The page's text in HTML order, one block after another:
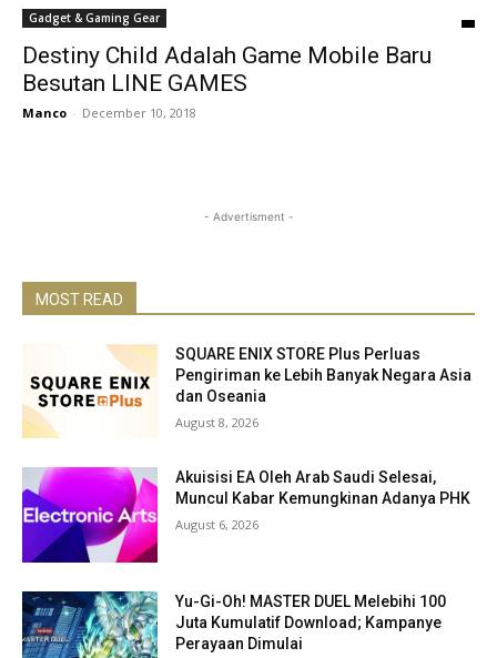
Gadget & Gaming Gear
Destiny Child Adalah Game Mobile Baru
Besutan LINE GAMES
Manco - December 10, 2018
- Advertisment -
MOST READ
SQUARE ENIX STORE Plus Perluas
Pengiriman ke Lebih Banyak Negara Asia
dan Oseania
August 8, 2026
Akuisisi EA Oleh Arab Saudi Selesai,
Muncul Kabar Kemungkinan Adanya PHK
August 6, 2026
Yu-Gi-Oh! MASTER DUEL Melebihi 100
Juta Kumulatif Download; Kampanye
Perayaan Dimulai